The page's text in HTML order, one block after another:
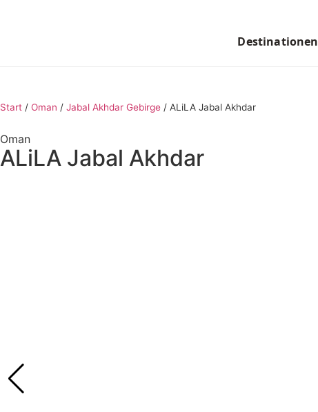
Destinationen
Start / Oman / Jabal Akhdar Gebirge / ALiLA Jabal Akhdar
Oman
ALiLA Jabal Akhdar